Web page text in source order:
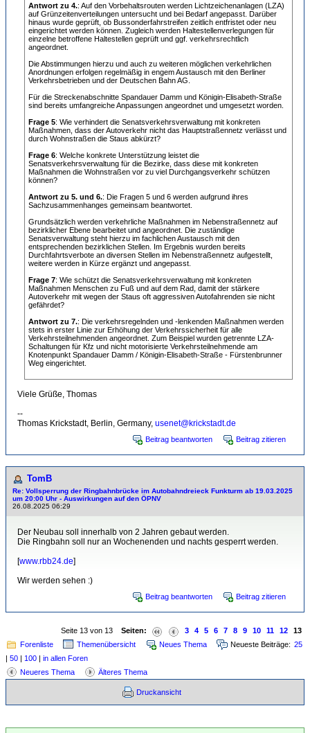
Antwort zu 4.: Auf den Vorbehaltsrouten werden Lichtzeichenanlagen (LZA)
auf Grünzeitenverteilungen untersucht und bei Bedarf angepasst. Darüber
hinaus wurde geprüft, ob Bussonderfahrstreifen zeitlich entfristet oder neu
eingerichtet werden können. Zugleich werden Haltestellenverlegungen für
einzelne betroffene Haltestellen geprüft und ggf. verkehrsrechtlich
angeordnet.
Die Abstimmungen hierzu und auch zu weiteren möglichen verkehrlichen
Anordnungen erfolgen regelmäßig in engem Austausch mit den Berliner
Verkehrsbetrieben und der Deutschen Bahn AG.
Für die Streckenabschnitte Spandauer Damm und Königin-Elisabeth-Straße
sind bereits umfangreiche Anpassungen angeordnet und umgesetzt worden.
Frage 5: Wie verhindert die Senatsverkehrsverwaltung mit konkreten
Maßnahmen, dass der Autoverkehr nicht das Hauptstraßennetz verlässt und
durch Wohnstraßen die Staus abkürzt?
Frage 6: Welche konkrete Unterstützung leistet die
Senatsverkehrsverwaltung für die Bezirke, dass diese mit konkreten
Maßnahmen die Wohnstraßen vor zu viel Durchgangsverkehr schützen
können?
Antwort zu 5. und 6.: Die Fragen 5 und 6 werden aufgrund ihres
Sachzusammenhanges gemeinsam beantwortet.
Grundsätzlich werden verkehrliche Maßnahmen im Nebenstraßennetz auf
bezirklicher Ebene bearbeitet und angeordnet. Die zuständige
Senatsverwaltung steht hierzu im fachlichen Austausch mit den
entsprechenden bezirklichen Stellen. Im Ergebnis wurden bereits
Durchfahrtsverbote an diversen Stellen im Nebenstraßennetz aufgestellt,
weitere werden in Kürze ergänzt und angepasst.
Frage 7: Wie schützt die Senatsverkehrsverwaltung mit konkreten
Maßnahmen Menschen zu Fuß und auf dem Rad, damit der stärkere
Autoverkehr mit wegen der Staus oft aggressiven Autofahrenden sie nicht
gefährdet?
Antwort zu 7.: Die verkehrsregelnden und -lenkenden Maßnahmen werden
stets in erster Linie zur Erhöhung der Verkehrssicherheit für alle
Verkehrsteilnehmenden angeordnet. Zum Beispiel wurden getrennte LZA-
Schaltungen für Kfz und nicht motorisierte Verkehrsteilnehmende am
Knotenpunkt Spandauer Damm / Königin-Elisabeth-Straße - Fürstenbrunner
Weg eingerichtet.
Viele Grüße, Thomas
--
Thomas Krickstadt, Berlin, Germany, usenet@krickstadt.de
Beitrag beantworten Beitrag zitieren
TomB
Re: Vollsperrung der Ringbahnbrücke im Autobahndreieck Funkturm ab 19.03.2025
um 20:00 Uhr - Auswirkungen auf den ÖPNV
26.08.2025 06:29
Der Neubau soll innerhalb von 2 Jahren gebaut werden.
Die Ringbahn soll nur an Wochenenden und nachts gesperrt werden.
[www.rbb24.de]
Wir werden sehen :)
Beitrag beantworten Beitrag zitieren
Seite 13 von 13 Seiten: 3 4 5 6 7 8 9 10 11 12
13
Forenliste
Themenübersicht Neues Thema Neueste Beiträge: 25
| 50 | 100 | in allen Foren
Neueres Thema
Älteres Thema
Druckansicht